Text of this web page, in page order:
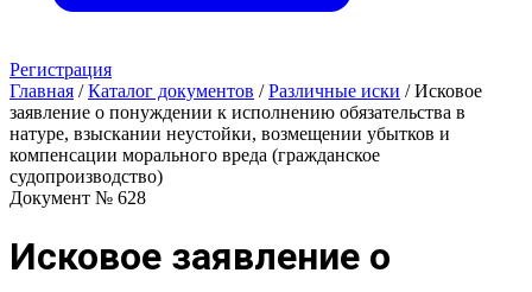
Регистрация
Главная / Каталог документов / Различные иски / Исковое
заявление о понуждении к исполнению обязательства в
натуре, взыскании неустойки, возмещении убытков и
компенсации морального вреда (гражданское
судопроизводство)
Документ № 628
Исковое заявление о